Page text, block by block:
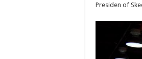
Presiden of